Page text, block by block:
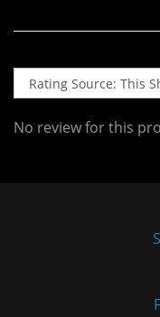
No review for this